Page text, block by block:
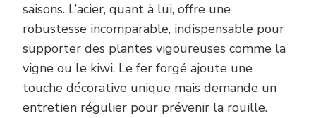
saisons. L’acier, quant à lui, offre une
robustesse incomparable, indispensable pour
supporter des plantes vigoureuses comme la
vigne ou le kiwi. Le fer forgé ajoute une
touche décorative unique mais demande un
entretien régulier pour prévenir la rouille.